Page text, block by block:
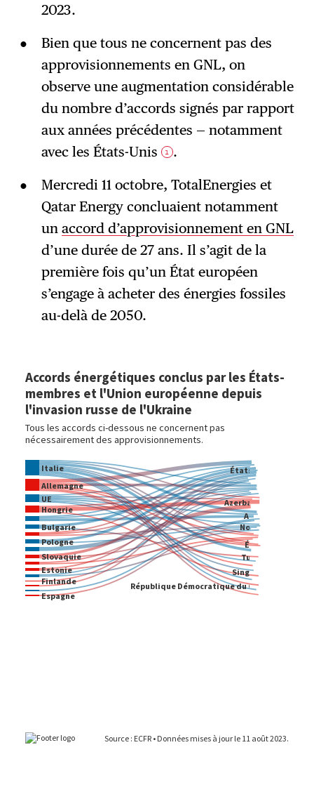
2023.
Bien que tous ne concernent pas des
approvisionnements en GNL, on
observe une augmentation considérable
du nombre d’accords signés par rapport
aux années précédentes — notamment
avec les États-Unis
1 .
Mercredi 11 octobre, TotalEnergies et
Qatar Energy concluaient notamment
un accord d’approvisionnement en GNL
d’une durée de 27 ans. Il s’agit de la
première fois qu’un État européen
s’engage à acheter des énergies fossiles
au-delà de 2050.